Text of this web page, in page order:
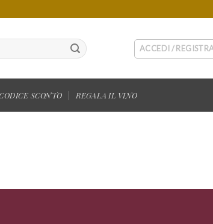
ACCEDI /
SCONTO REGALA IL VINO